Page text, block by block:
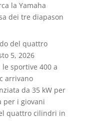
la Yamaha
dei tre diapason
del quattro
5, 2026
le sportive 400 a
arrivano
da 35 kW per
per i giovani
quattro cilindri in